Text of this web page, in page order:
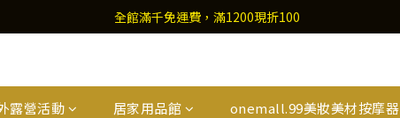
全館滿千免運費，滿1200現折100
露營活動 居家用品館 onemall.99美妝美材按摩器